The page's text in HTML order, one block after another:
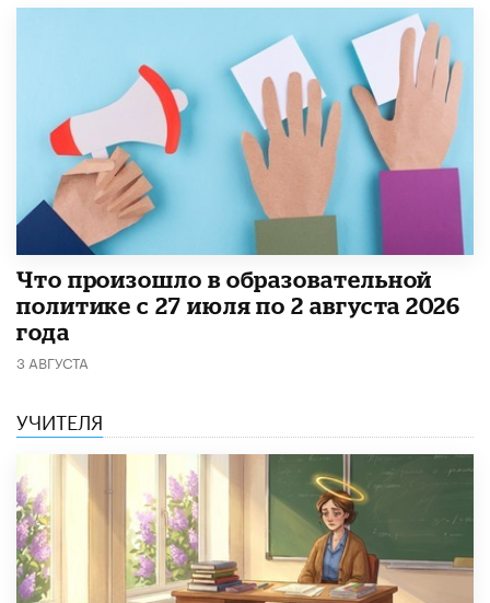
​Что произошло в образовательной
политике с 27 июля по 2 августа 2026
года
3 АВГУСТА
УЧИТЕЛЯ